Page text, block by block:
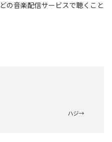
の音楽配信サービスで聴くこと
ハジ→